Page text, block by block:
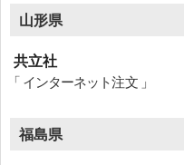
山形県
共立社
「 インターネット注文 」
福島県